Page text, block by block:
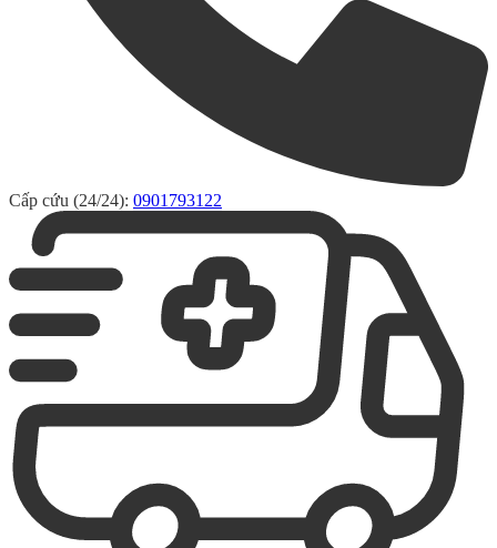
Cấp cứu (24/24): 0901793122